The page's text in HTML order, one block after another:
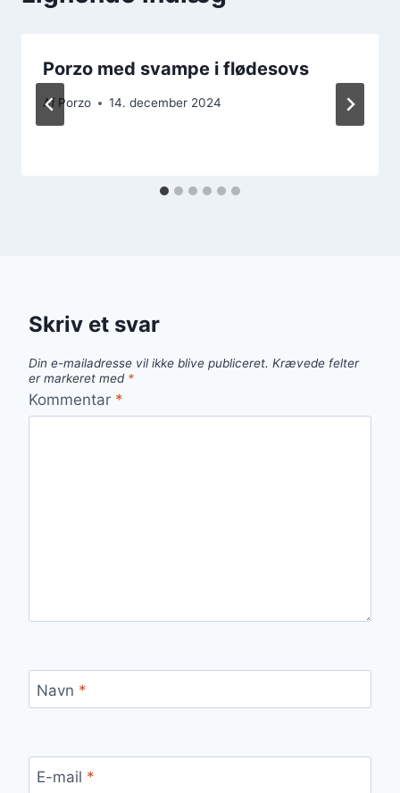
Porzo med svampe i flødesovs
Af Porzo 14. december 2024
Skriv et svar
Din e-mailadresse vil ikke blive publiceret. Krævede felter
er markeret med *
Kommentar *
Navn *
E-mail *